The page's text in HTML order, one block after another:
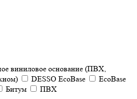
виниловое основание (ПВХ,
DESSO EcoBase
EcoBase
Битум
ПВХ